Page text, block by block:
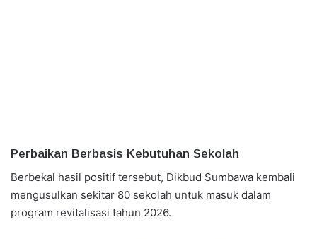
Perbaikan Berbasis Kebutuhan Sekolah
Berbekal hasil positif tersebut, Dikbud Sumbawa kembali
mengusulkan sekitar 80 sekolah untuk masuk dalam
program revitalisasi tahun 2026.